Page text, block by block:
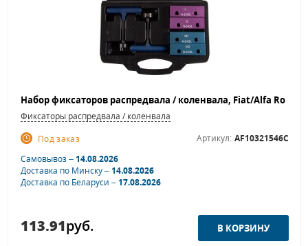
Фиксаторы распредвала / коленвала
Под заказ
Артикул: AF10321546C
Самовывоз –14.08.2026
Доставка по Минску –14.08.2026
Доставка по Беларуси –17.08.2026
113.91руб.